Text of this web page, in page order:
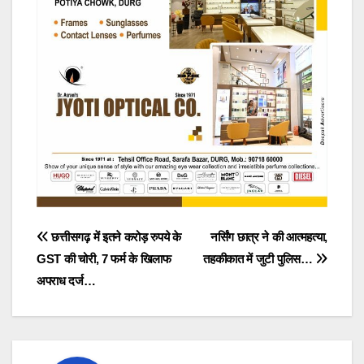
Post
navigation
नर्सिंग छात्र ने की आत्महत्या,
तहकीकात में जुटी पुलिस…
छत्तीसगढ़ में इतने करोड़ रुपये के
GST की चोरी, 7 फर्म के खिलाफ
अपराध दर्ज…